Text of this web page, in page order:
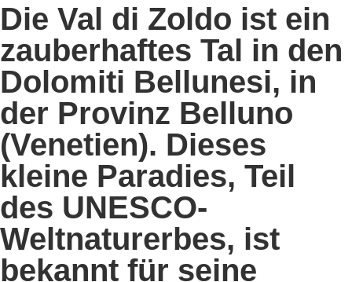
Die Val di Zoldo ist ein
zauberhaftes Tal in den
Dolomiti Bellunesi, in
der Provinz Belluno
(Venetien). Dieses
kleine Paradies, Teil
des UNESCO-
Weltnaturerbes, ist
bekannt für seine